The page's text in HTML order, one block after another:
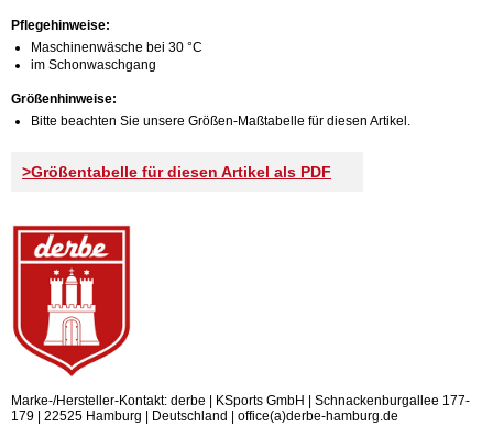
Pflegehinweise:
Maschinenwäsche bei 30 °C
im Schonwaschgang
Größenhinweise:
Bitte beachten Sie unsere Größen-Maßtabelle für diesen Artikel.
>Größentabelle für diesen Artikel als PDF
Marke-/Hersteller-Kontakt: derbe | KSports GmbH | Schnackenburgallee 177-
179 | 22525 Hamburg | Deutschland | office(a)derbe-hamburg.de